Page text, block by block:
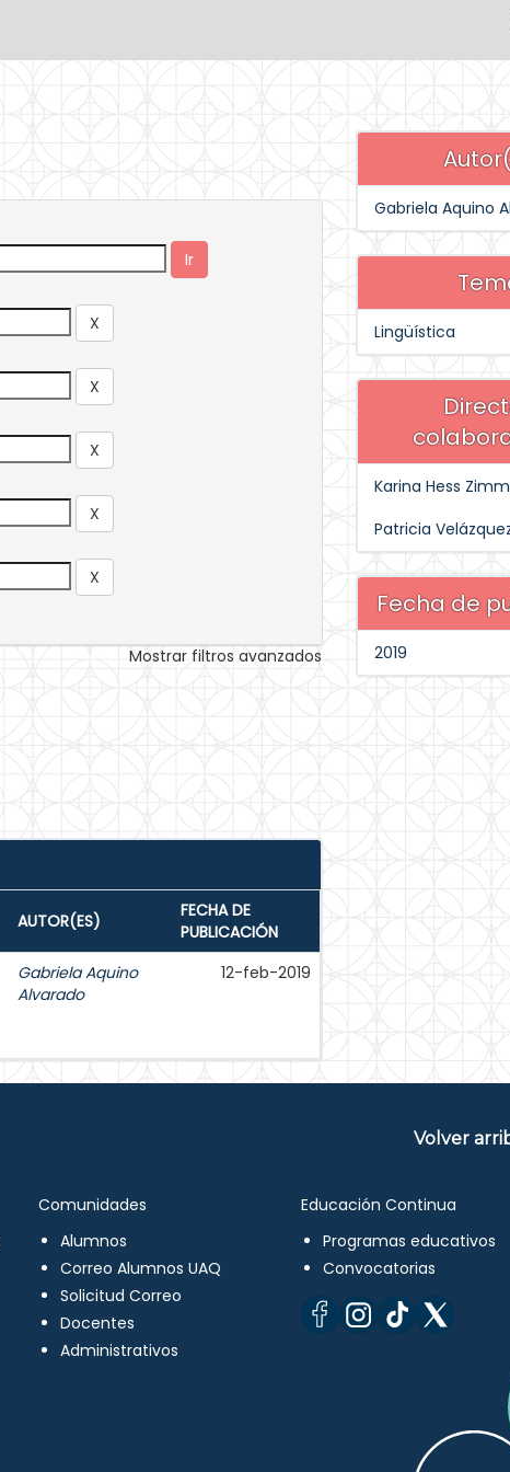
Mostrar filtros avanzados
AUTOR(ES)
FECHA DE
PUBLICACIÓN
Gabriela Aquino
Alvarado
12-feb-2019
Gabriela Aquino
Lingüística
Karina Hess
Patricia
Fecha de
2019
Volver
Comunidades
Alumnos
Correo Alumnos UAQ
Solicitud Correo
Docentes
Administrativos
Educación Continua
Programas educativos
Convocatorias